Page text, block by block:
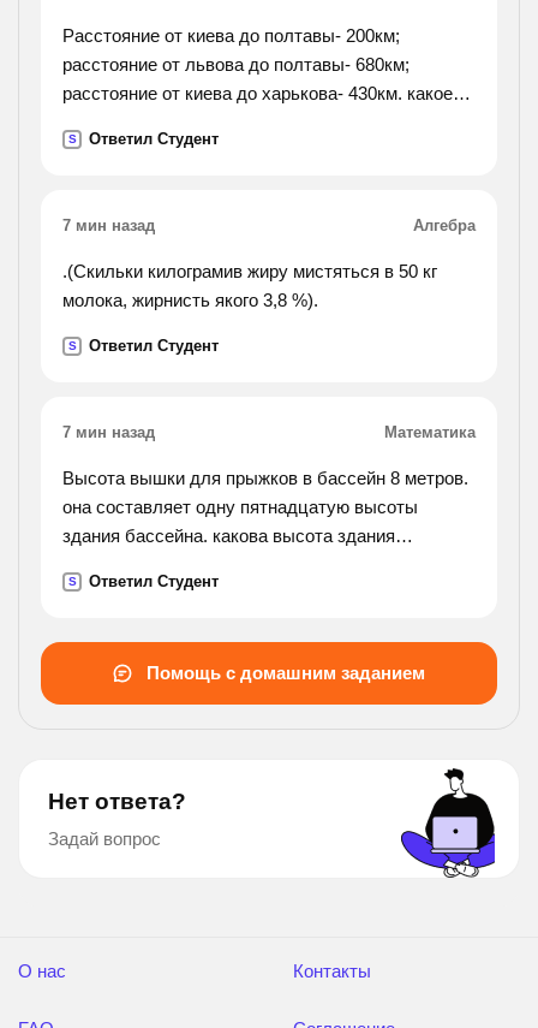
Расстояние от киева до полтавы- 200км;
расстояние от львова до полтавы- 680км;
расстояние от киева до харькова- 430км. какое
харькова?
S Ответил Студент
7 мин назад Алгебра
.(Скильки килограмив жиру мистяться в 50 кг
молока, жирнисть якого 3,8 %).
S Ответил Студент
7 мин назад Математика
Высота вышки для прыжков в бассейн 8 метров.
она составляет одну пятнадцатую высоты
здания бассейна. какова высота здания
S Ответил Студент
Помощь с домашним заданием
Нет ответа?
Задай вопрос
О нас Контакты